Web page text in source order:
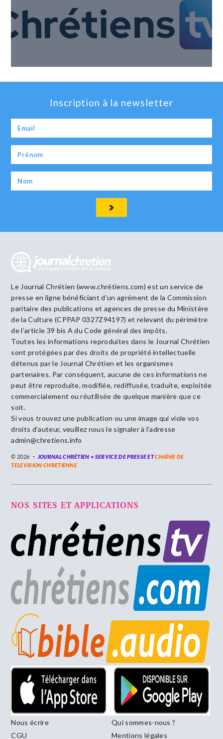
Inscription à la newsletter
Le Journal Chrétien (www.chrétiens.com) est un service de
presse en ligne bénéficiant d’un agrément de la Commission
paritaire des publications et agences de presse du Ministère
de la Culture (CPPAP 0327Z94197) et relevant du périmètre
de l’article 39 bis A du Code général des impôts.
Toutes les informations reproduites dans le Journal Chrétien
sont protégées par des droits de propriété intellectuelle
détenus par le Journal Chrétien et les organismes
partenaires. Par conséquent, aucune de ces informations ne
peut être reproduite, modifiée, rediffusée, traduite, exploitée
commercialement ou réutilisée de quelque manière que ce
soit.
Si vous trouvez une publication ou une image qui viole vos
droits d’auteur, veuillez nous le signaler à l’adresse
admin@chretiens.info
© 2026 JOURNAL CHRÉTIEN = SERVICE DE PRESSE ETCHAÎNE DE
TELEVISION CHRETIENNE
NOS SITES ET APPLICATIONS
Nous écrire
Qui sommes-nous ?
CGU
Mentions légales